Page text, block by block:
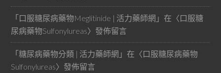
「口服糖尿病藥物Meglitinide | 活力藥師網 」在〈口服糖
尿病藥物Sulfonylureas〉發佈留言
「糖尿病藥物分類 | 活力藥師網 」在〈口服糖尿病藥物
Sulfonylureas〉發佈留言